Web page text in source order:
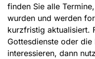
finden Sie alle
wurden und werden
kurzfristig aktualisiert.
Gottesdienste oder
interessieren, dann